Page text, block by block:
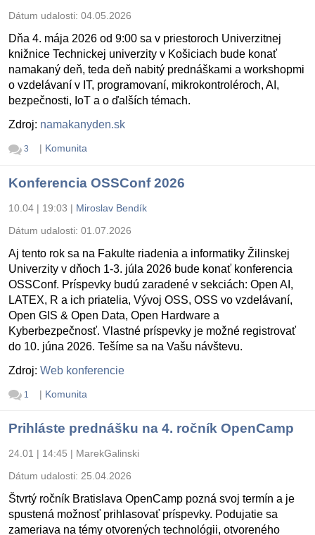
Dátum udalosti: 04.05.2026
Dňa 4. mája 2026 od 9:00 sa v priestoroch Univerzitnej
knižnice Technickej univerzity v Košiciach bude konať
namakaný deň, teda deň nabitý prednáškami a workshopmi
o vzdelávaní v IT, programovaní, mikrokontroléroch, AI,
bezpečnosti, IoT a o ďalších témach.
Zdroj: namakanyden.sk
3 | Komunita
Konferencia OSSConf 2026
10.04 | 19:03 | Miroslav Bendík
Dátum udalosti: 01.07.2026
Aj tento rok sa na Fakulte riadenia a informatiky Žilinskej
Univerzity v dňoch 1-3. júla 2026 bude konať konferencia
OSSConf. Príspevky budú zaradené v sekciách: Open AI,
LATEX, R a ich priatelia, Vývoj OSS, OSS vo vzdelávaní,
Open GIS & Open Data, Open Hardware a
Kyberbezpečnosť. Vlastné príspevky je možné registrovať
do 10. júna 2026. Tešíme sa na Vašu návštevu.
Zdroj: Web konferencie
1 | Komunita
Prihláste prednášku na 4. ročník OpenCamp
24.01 | 14:45 | MarekGalinski
Dátum udalosti: 25.04.2026
Štvrtý ročník Bratislava OpenCamp pozná svoj termín a je
spustená možnosť prihlasovať príspevky. Podujatie sa
zameriava na témy otvorených technológii, otvoreného